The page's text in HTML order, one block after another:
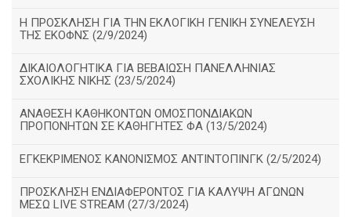
Η ΠΡΟΣΚΛΗΣΗ ΓΙΑ ΤΗΝ ΕΚΛΟΓΙΚΗ ΓΕΝΙΚΗ ΣΥΝΕΛΕΥΣΗ
ΤΗΣ ΕΚΟΦΝΣ (2/9/2024)
ΔΙΚΑΙΟΛΟΓΗΤΙΚΑ ΓΙΑ ΒΕΒΑΙΩΣΗ ΠΑΝΕΛΛΗΝΙΑΣ
ΣΧΟΛΙΚΗΣ ΝΙΚΗΣ (23/5/2024)
ΑΝΑΘΕΣΗ ΚΑΘΗΚΟΝΤΩΝ ΟΜΟΣΠΟΝΔΙΑΚΩΝ
ΠΡΟΠΟΝΗΤΩΝ ΣΕ ΚΑΘΗΓΗΤΕΣ ΦΑ (13/5/2024)
ΕΓΚΕΚΡΙΜΕΝΟΣ ΚΑΝΟΝΙΣΜΟΣ ΑΝΤΙΝΤΟΠΙΝΓΚ (2/5/2024)
ΠΡΟΣΚΛΗΣΗ ΕΝΔΙΑΦΕΡΟΝΤΟΣ ΓΙΑ ΚΑΛΥΨΗ ΑΓΩΝΩΝ
ΜΕΣΩ LIVE STREAM (27/3/2024)